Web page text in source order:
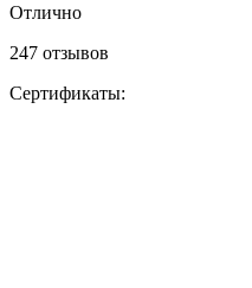
Отлично
247 отзывов
Сертификаты: